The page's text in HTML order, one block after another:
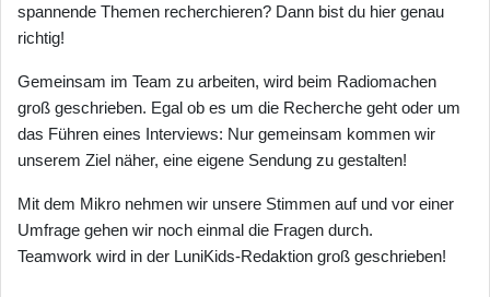
spannende Themen recherchieren? Dann bist du hier genau
richtig!
Gemeinsam im Team zu arbeiten, wird beim Radiomachen
groß geschrieben. Egal ob es um die Recherche geht oder um
das Führen eines Interviews: Nur gemeinsam kommen wir
unserem Ziel näher, eine eigene Sendung zu gestalten!
Mit dem Mikro nehmen wir unsere Stimmen auf und vor einer
Umfrage gehen wir noch einmal die Fragen durch.
Teamwork wird in der LuniKids-Redaktion groß geschrieben!